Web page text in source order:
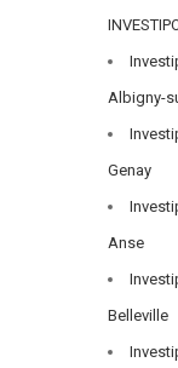
Albigny-
Genay
Anse
Belleville